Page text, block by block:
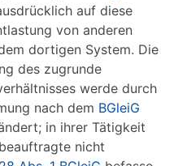
auf diese
von anderen
dortigen System. Die
des zugrunde
werde durch
nach dem BGleiG
in ihrer Tätigkeit
nicht